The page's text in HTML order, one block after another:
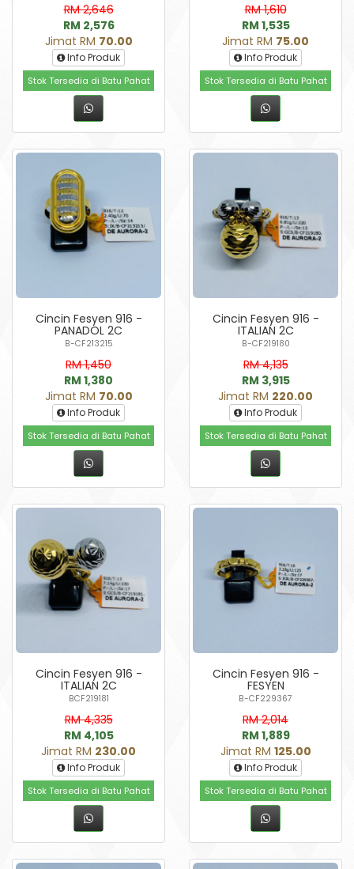
RM 2,646
RM 2,576
Jimat RM 70.00
Info Produk
Stok Tersedia di Batu Pahat
RM 1,610
RM 1,535
Jimat RM 75.00
Info Produk
Stok Tersedia di Batu Pahat
Cincin Fesyen 916 -
PANADOL 2C
B-CF213215
RM 1,450
RM 1,380
Jimat RM 70.00
Info Produk
Stok Tersedia di Batu Pahat
Cincin Fesyen 916 -
ITALIAN 2C
B-CF219180
RM 4,135
RM 3,915
Jimat RM 220.00
Info Produk
Stok Tersedia di Batu Pahat
Cincin Fesyen 916 -
ITALIAN 2C
BCF219181
RM 4,335
RM 4,105
Jimat RM 230.00
Info Produk
Stok Tersedia di Batu Pahat
Cincin Fesyen 916 -
FESYEN
B-CF229367
RM 2,014
RM 1,889
Jimat RM 125.00
Info Produk
Stok Tersedia di Batu Pahat